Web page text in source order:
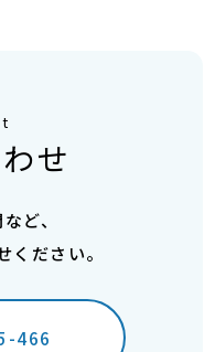
せ
ど、
ださい。
466